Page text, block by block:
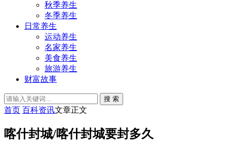
秋季养生
冬季养生
日常养生
运动养生
名家养生
美食养生
旅游养生
财富故事
搜 索
首页 百科资讯文章正文
喀什封城/喀什封城要封多久